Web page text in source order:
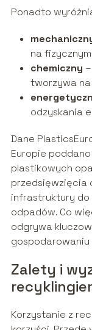
Ponadto
na
chemiczny
tworzywa
odzyskania
Dane
Europie
plastikowych
przedsięwzięcia
infrastruktury
odpadów. Co
odgrywa
gospodarowaniu
Zalety i
Korzystanie z